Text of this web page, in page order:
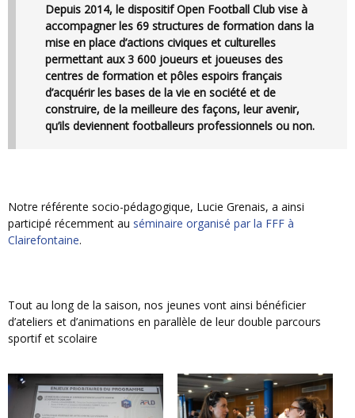
Depuis 2014, le dispositifOpen Football Club vise à
accompagner les 69 structures de formation dans la
mise en place d’actions civiques et culturelles
permettant aux3 600 joueurs et joueuses des
centres de formation et pôles espoirs français
d’acquérir les bases de la vie en société et de
construire, de la meilleure des façons, leur avenir,
qu’ils deviennent footballeurs professionnels ou non.
Notre référente socio-pédagogique, Lucie Grenais, a ainsi
participé récemment au séminaire organisé par la FFF à
Clairefontaine.
Tout au long de la saison, nos jeunes vont ainsi bénéficier
d’ateliers et d’animations en parallèle de leur double parcours
sportif et scolaire